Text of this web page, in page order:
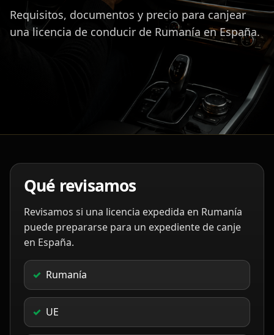
Requisitos, documentos y precio para canjear
una licencia de conducir de Rumanía en España.
Qué revisamos
Revisamos si una licencia expedida en Rumanía
puede prepararse para un expediente de canje
en España.
Rumanía
UE